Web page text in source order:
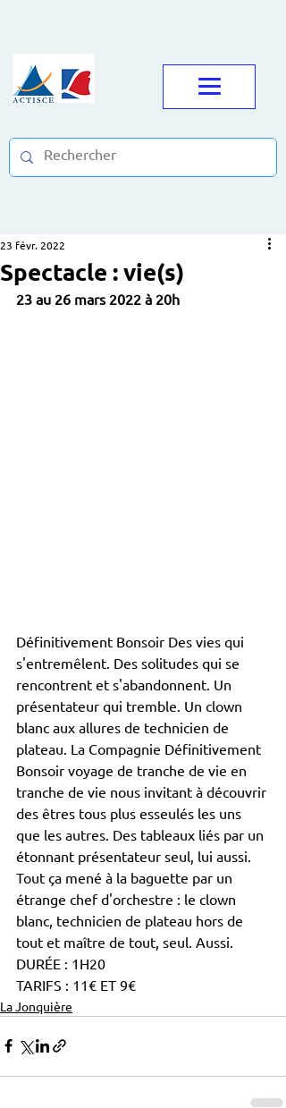
Spectacle : vie(s)
23 févr. 2022
23 au 26 mars 2022 à 20h
Définitivement Bonsoir Des vies qui
s'entremêlent. Des solitudes qui se
rencontrent et s'abandonnent. Un
présentateur qui tremble. Un clown
blanc aux allures de technicien de
plateau. La Compagnie Définitivement
Bonsoir voyage de tranche de vie en
tranche de vie nous invitant à découvrir
des êtres tous plus esseulés les uns
que les autres. Des tableaux liés par un
étonnant présentateur seul, lui aussi.
Tout ça mené à la baguette par un
étrange chef d'orchestre : le clown
blanc, technicien de plateau hors de
tout et maître de tout, seul. Aussi.
DURÉE : 1H20
TARIFS : 11€ ET 9€
La Jonquière